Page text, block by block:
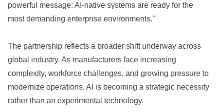
powerful message: AI-native systems are ready for the
most demanding enterprise environments.”
The partnership reflects a broader shift underway across
global industry. As manufacturers face increasing
complexity, workforce challenges, and growing pressure to
modernize operations, AI is becoming a strategic necessity
rather than an experimental technology.